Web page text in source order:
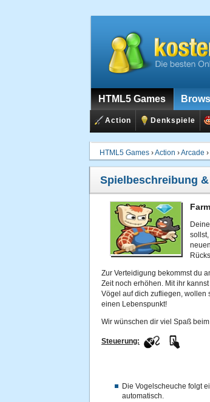
HTML5 Games
Action Denkspiele
HTML5 Games ›Action ›Arcade ›
Spielbeschreibung
Zur Verteidigung bekommst du
Zeit noch erhöhen. Mit ihr
Vögel auf dich zufliegen, wollen
einen Lebenspunkt!
Wir wünschen dir viel Spaß
Steuerung:
Die Vogelscheuche folgt
automatisch.